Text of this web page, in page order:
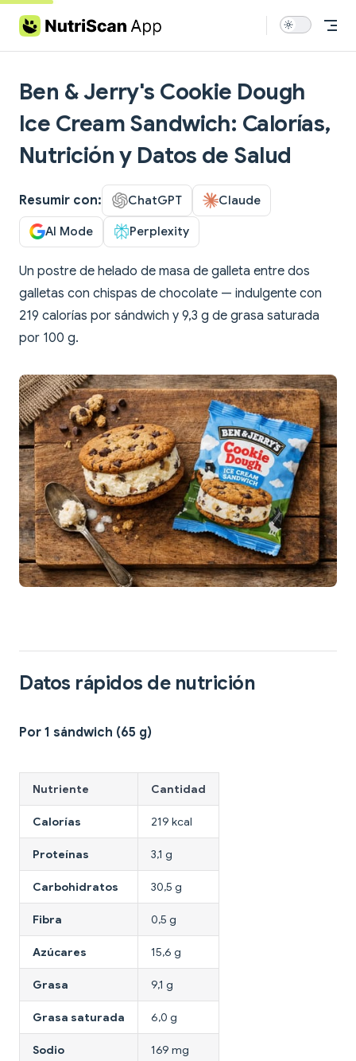
Skip to content
Ben & Jerry's Cookie Dough
Ice Cream Sandwich: Calorías,
Nutrición y Datos de Salud
Resumir con: ChatGPT Claude
AI Mode Perplexity
Un postre de helado de masa de galleta entre dos
galletas con chispas de chocolate — indulgente con
219 calorías por sándwich y 9,3 g de grasa saturada
por 100 g.
Datos rápidos de nutrición
Por 1 sándwich (65 g)
Nutriente Cantidad
Calorías 219 kcal
Proteínas 3,1 g
Carbohidratos 30,5 g
Fibra 0,5 g
Azúcares 15,6 g
Grasa 9,1 g
Grasa saturada 6,0 g
Sodio 169 mg